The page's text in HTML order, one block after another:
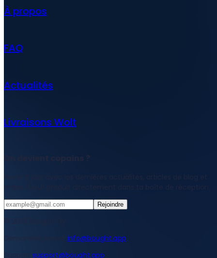
À propos
FAQ
Actualités
Livraisons Wolt
Rejoindre
info@bought.app
support@bought.app